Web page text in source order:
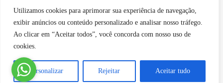
Utilizamos cookies para aprimorar sua experiência de navegação,
exibir anúncios ou conteúdo personalizado e analisar nosso tráfego.
Ao clicar em “Aceitar todos”, você concorda com nosso uso de
cookies.
Personalizar Rejeitar Aceitar tudo
CPA – Comissão Própria de Avaliação
Núcleo de Apoio Psicopedagógico
Programa de Iniciação Científica da Faculdade Futura
Núcleo de Arte e Cultura
Serviços